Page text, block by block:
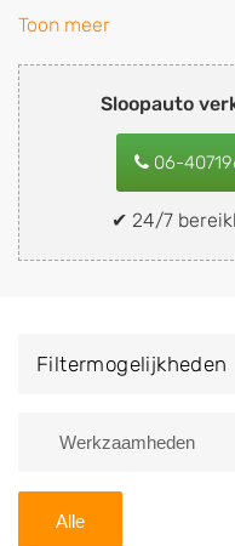
Sloopauto
06-
✔ 24/7
lijst die
de inkoop van
tweedehands auto's
uw auto, camper,
snel en eenvoudig
demontagebedrijf in
naar de sloop of deze
van Kortgene en
Zoekt u liever naar
Toon meer
Filtermogelijkheden
Alle